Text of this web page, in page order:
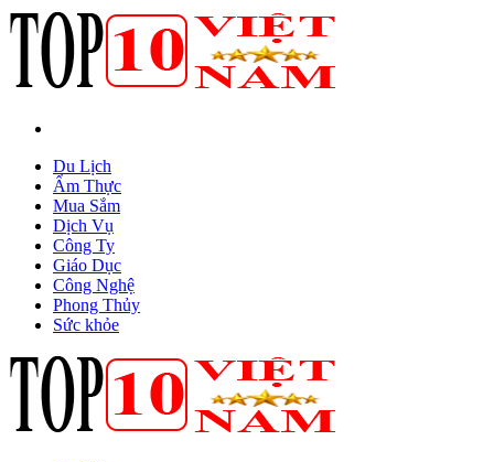
Du Lịch
Ẩm Thực
Mua Sắm
Dịch Vụ
Công Ty
Giáo Dục
Công Nghệ
Phong Thủy
Sức khỏe